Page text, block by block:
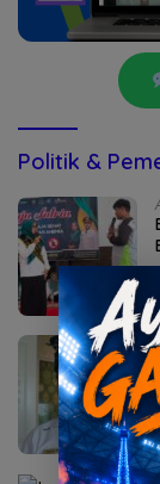
Politik &